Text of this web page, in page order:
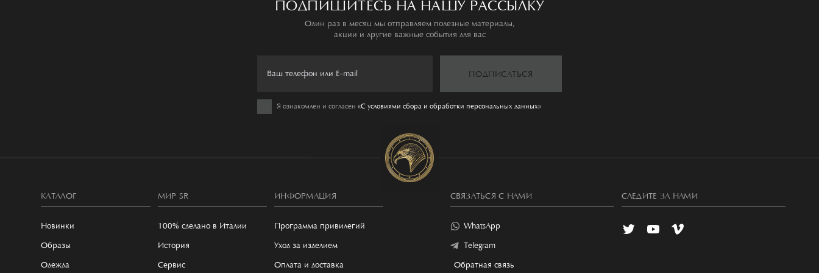
ПОДПИШИТЕСЬ НА НАШУ РАССЫЛКУ
Один раз в месяц мы отправляем полезные материалы,
акции и другие важные события для вас
ПОДПИСАТЬСЯ
Я ознакомлен и согласен «C условиями сбора и обработки персональных данных»
КАТАЛОГ
Новинки
Образы
Одежда
МИР SR
100% сделано в Италии
История
Сервис
ИНФОРМАЦИЯ
Программа привилегий
Уход за изделием
Оплата и доставка
СВЯЗАТЬСЯ С НАМИ
WhatsApp
Telegram
Обратная связь
СЛЕДИТЕ ЗА НАМИ